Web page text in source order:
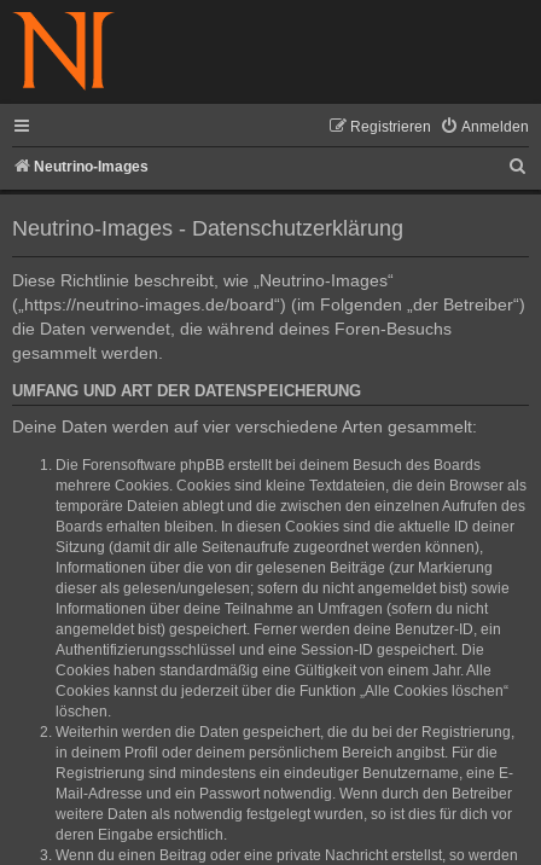
Anmelden
Registrieren
Neutrino-Images
u
Neutrino-Images - Datenschutzerklärung
Diese Richtlinie beschreibt, wie „Neutrino-Images“
(„https://neutrino-images.de/board“) (im Folgenden „der Betreiber“)
die Daten verwendet, die während deines Foren-Besuchs
gesammelt werden.
UMFANG UND ART DER DATENSPEICHERUNG
Deine Daten werden auf vier verschiedene Arten gesammelt:
Die Forensoftware phpBB erstellt bei deinem Besuch des Boards
mehrere Cookies. Cookies sind kleine Textdateien, die dein Browser als
temporäre Dateien ablegt und die zwischen den einzelnen Aufrufen des
Boards erhalten bleiben. In diesen Cookies sind die aktuelle ID deiner
Sitzung (damit dir alle Seitenaufrufe zugeordnet werden können),
Informationen über die von dir gelesenen Beiträge (zur Markierung
dieser als gelesen/ungelesen; sofern du nicht angemeldet bist) sowie
Informationen über deine Teilnahme an Umfragen (sofern du nicht
angemeldet bist) gespeichert. Ferner werden deine Benutzer-ID, ein
Authentifizierungsschlüssel und eine Session-ID gespeichert. Die
Cookies haben standardmäßig eine Gültigkeit von einem Jahr. Alle
Cookies kannst du jederzeit über die Funktion „Alle Cookies löschen“
löschen.
Weiterhin werden die Daten gespeichert, die du bei der Registrierung,
in deinem Profil oder deinem persönlichem Bereich angibst. Für die
Registrierung sind mindestens ein eindeutiger Benutzername, eine E-
Mail-Adresse und ein Passwort notwendig. Wenn durch den Betreiber
weitere Daten als notwendig festgelegt wurden, so ist dies für dich vor
deren Eingabe ersichtlich.
Wenn du einen Beitrag oder eine private Nachricht erstellst, so werden